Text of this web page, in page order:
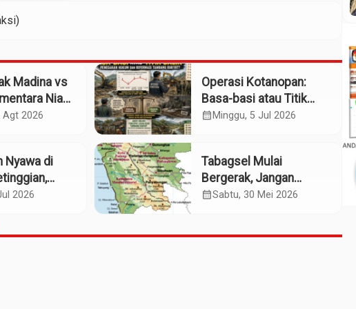
Madina vs
Nias:
Kasih
Agt 2026
Operasi Kotanopan:
Basa-basi atau Titik
Balik Penegakan Hukum
calendar_month Minggu, 5 Jul 2026
Nyawa di
di
2026
Tabagsel Mulai
Bergerak, Jangan
Berhenti di Foto
calendar_monthSabtu, 30 Mei 2026